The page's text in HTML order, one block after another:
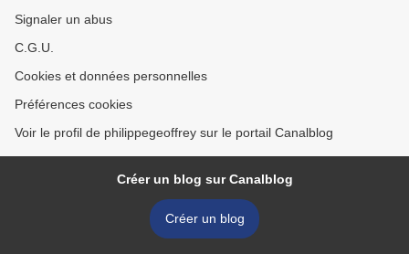
Signaler un abus
C.G.U.
Cookies et données personnelles
Préférences cookies
Voir le profil de philippegeoffrey sur le portail Canalblog
Créer un blog sur Canalblog
Créer un blog